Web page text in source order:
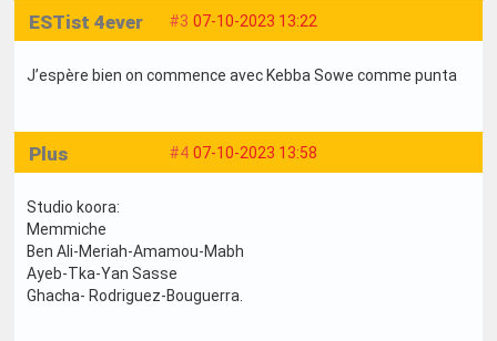
#3 07-10-2023 13:22
ESTist 4ever
J’espère bien on commence avec Kebba Sowe comme punta
#4 07-10-2023 13:58
Plus
Studio koora:
Memmiche
Ben Ali-Meriah-Amamou-Mabh
Ayeb-Tka-Yan Sasse
Ghacha- Rodriguez-Bouguerra.